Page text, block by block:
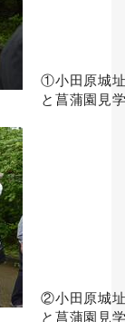
①小田原城
と菖蒲園見
②小田原城
と菖蒲園見